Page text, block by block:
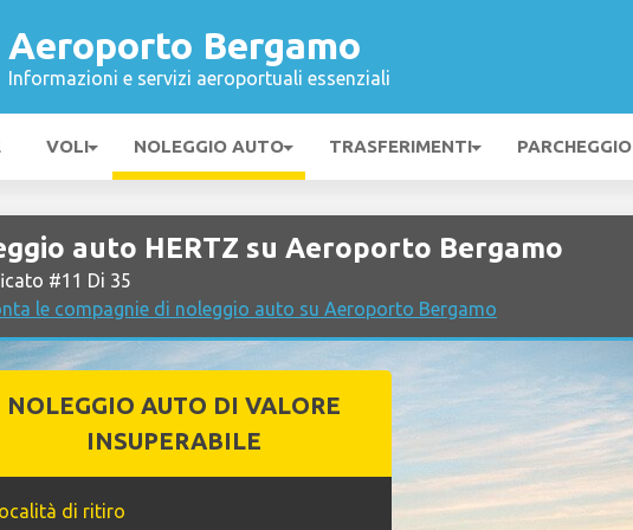
Aeroporto Bergamo
Informazioni e servizi aeroportuali essenziali
VOLI NOLEGGIO AUTO TRASFERIMENTI PARCHEGGIO
auto HERTZ su Aeroporto Bergamo
#11 Di 35
le compagnie di noleggio auto su Aeroporto Bergamo
NOLEGGIO AUTO DI VALORE
INSUPERABILE
di ritiro